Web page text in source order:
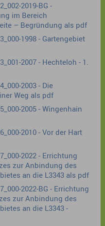
2019-BG -
im Bereich
– Begründung als pdf
1998 - Gartengebiet
2007 - Hechteloh - 1.
2003 - Die
Weg als pdf
2005 - Wingenhain
2010 - Vor der Hart
2022 - Errichtung
zur Anbindung des
an die L3343 als pdf
2022-BG - Errichtung
zur Anbindung des
an die L3343 -